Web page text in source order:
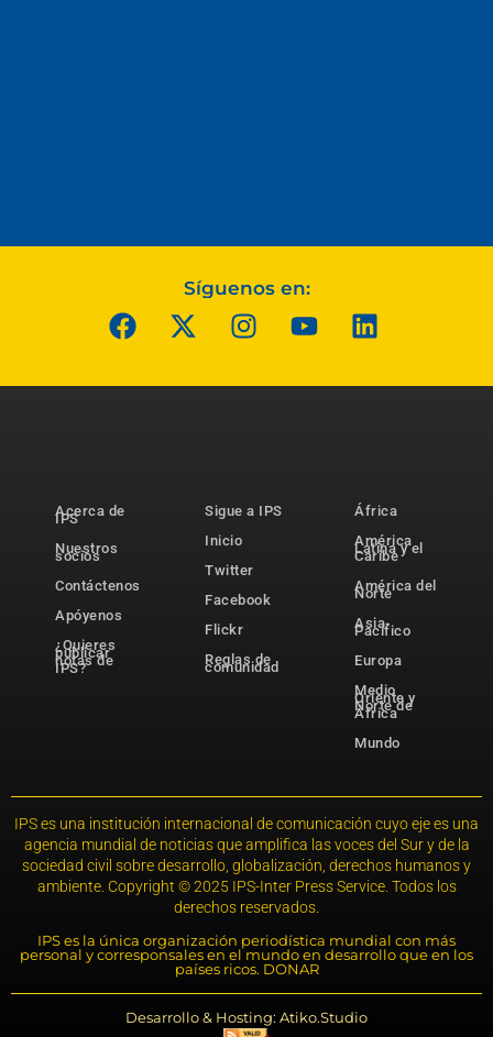
Síguenos en:
Acerca de
IPS
Nuestros
socios
Contáctenos
Apóyenos
¿Quieres
publicar
notas de
IPS?
Sigue a IPS
Inicio
Twitter
Facebook
Flickr
Reglas de
comunidad
África
América
Latina y el
Caribe
América del
Norte
Asia-
Pacífico
Europa
Medio
Oriente y
Norte de
África
Mundo
IPS es una institución internacional de comunicación cuyo eje es una
agencia mundial de noticias que amplifica las voces del Sur y de la
sociedad civil sobre desarrollo, globalización, derechos humanos y
ambiente. Copyright © 2025 IPS-Inter Press Service. Todos los
derechos reservados.
IPS es la única organización periodística mundial con más
personal y corresponsales en el mundo en desarrollo que en los
países ricos. DONAR
Desarrollo & Hosting: Atiko.Studio